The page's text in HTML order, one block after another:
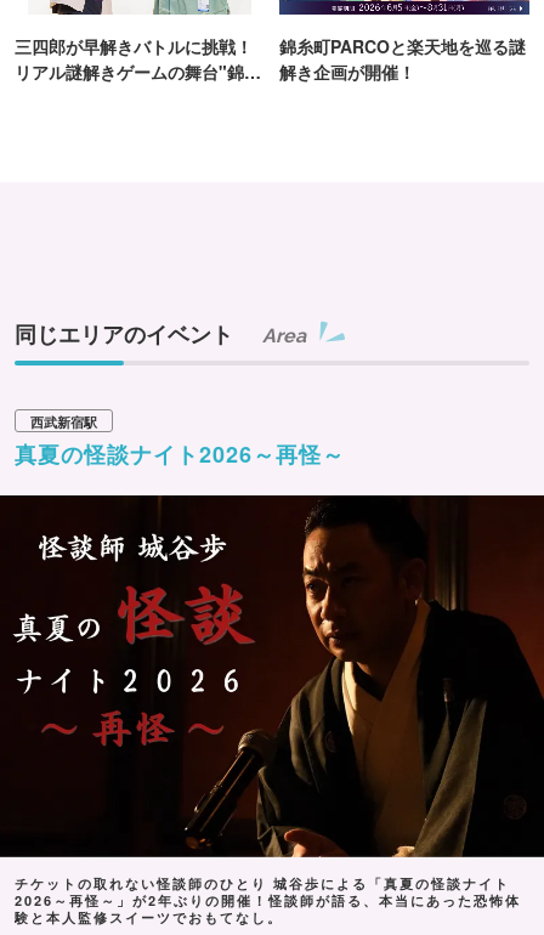
三四郎が早解きバトルに挑戦！
リアル謎解きゲームの舞台"錦糸
錦糸町PARCOと楽天地を巡る謎
解き企画が開催！
同じエリアのイベント Area
西武新宿駅
真夏の怪談ナイト2026～再怪～
チケットの取れない怪談師のひとり 城谷歩による「真夏の怪談ナイト
2026～再怪～」が2年ぶりの開催！怪談師が語る、本当にあった恐怖体
験と本人監修スイーツでおもてなし。